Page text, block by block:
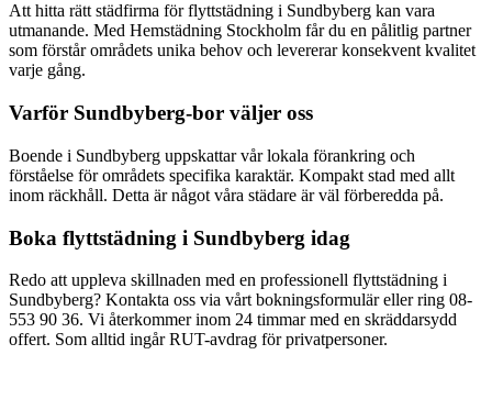
Att hitta rätt städfirma förflyttstädning i Sundbyberg kan vara
utmanande. Med Hemstädning Stockholm får du en pålitlig partner
som förstår områdets unika behov och levererar konsekvent kvalitet
varje gång.
Varför Sundbyberg-bor väljer oss
Boende i Sundbyberg uppskattar vår lokala förankring och
förståelse för områdets specifika karaktär. Kompakt stad med allt
inom räckhåll. Detta är något våra städare är väl förberedda på.
Boka flyttstädning i Sundbyberg idag
Redo att uppleva skillnaden med en professionell flyttstädning i
Sundbyberg? Kontakta oss via vårt bokningsformulär eller ring 08-
553 90 36. Vi återkommer inom 24 timmar med en skräddarsydd
offert. Som alltid ingår RUT-avdrag för privatpersoner.